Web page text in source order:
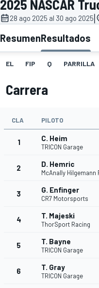
FÓRMULA E
2025 NASCAR
28 ago 2025 al 30 ago 2025|
ResumenResultados
EL FIP Q PARRILLA
Carrera
CLA PILOTO
1 C. Heim
TRICON Garage
2 D. Hemric
McAnally Hilgemann
3 G. Enfinger
CR7 Motorsports
4 T. Majeski
ThorSport Racing
5 T. Bayne
TRICON Garage
6 T. Gray
TRICON Garage